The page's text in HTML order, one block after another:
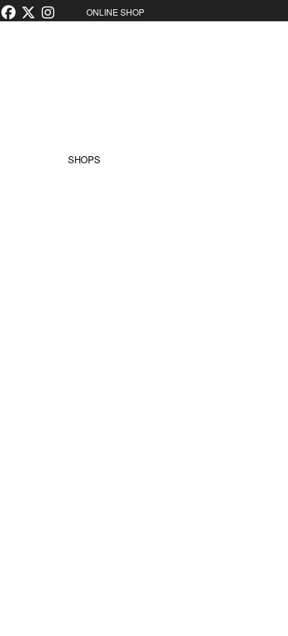
ONLINE SHOP
SHOPS